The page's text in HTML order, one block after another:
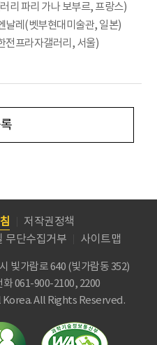
리 파리 가나 보부르, 프랑스)
날레(벳부현대미술관, 일본)
전프라자갤러리, 서울)
저작권정책
무단수집거부
사이트맵
빛가람로 640 (빛가람동 352)
화 061-900-2100, 2200
All Rights Reserved.